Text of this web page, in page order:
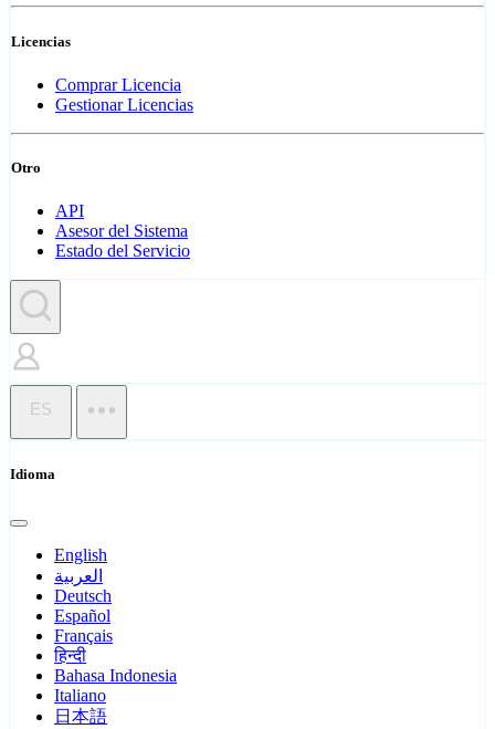
Licencias
Comprar Licencia
Gestionar Licencias
Otro
API
Asesor del Sistema
Estado del Servicio
ES
Idioma
English
العربية
Deutsch
Español
Français
हिन्दी
Bahasa Indonesia
Italiano
日本語